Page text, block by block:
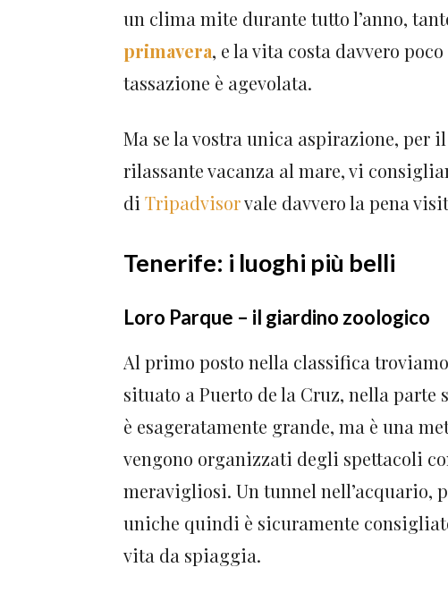
un clima mite durante tutto l’anno,
primavera, e la vita costa davvero
tassazione è agevolata.
Ma se la vostra unica aspirazione, per
rilassante vacanza al mare, vi
di Tripadvisorvale davvero la pena
Tenerife: i luoghi più belli
Loro Parque – il giardino zoologico
Al primo posto nella classifica troviamo
situato a Puerto de la Cruz, nella
è esageratamente grande, ma è una
vengono organizzati degli spettacoli
meravigliosi. Un tunnel
uniche quindi è sicuramente
vita da spiaggia.